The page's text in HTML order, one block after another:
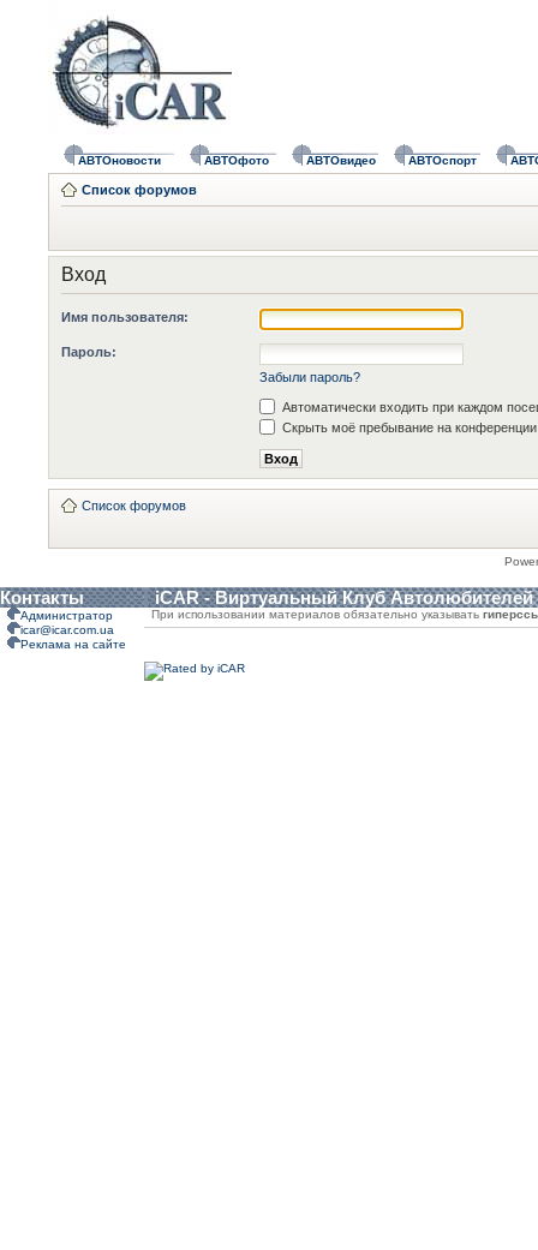
АВТОновости АВТОфото АВТОвидео АВТОспорт
Список форумов
Вход
Имя пользователя:
Пароль:
Забыли пароль?
Автоматически входить при каждом
Скрыть моё пребывание на конференции
Список форумов
Контакты iCAR - Виртуальный Клуб Автолюбителей
Администратор
icar@icar.com.ua
Реклама на сайте
При использовании материалов обязательно указывать